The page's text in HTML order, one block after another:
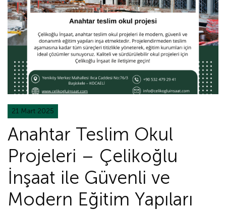
21 Mart 2025
Anahtar Teslim Okul
Projeleri – Çelikoğlu
İnşaat ile Güvenli ve
Modern Eğitim Yapıları